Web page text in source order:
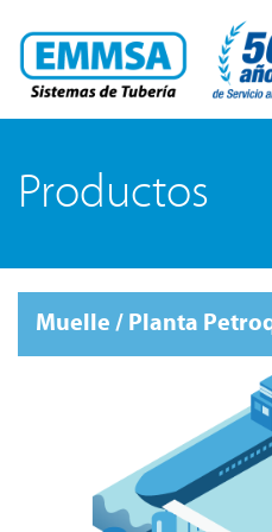
Productos
Muelle / Planta